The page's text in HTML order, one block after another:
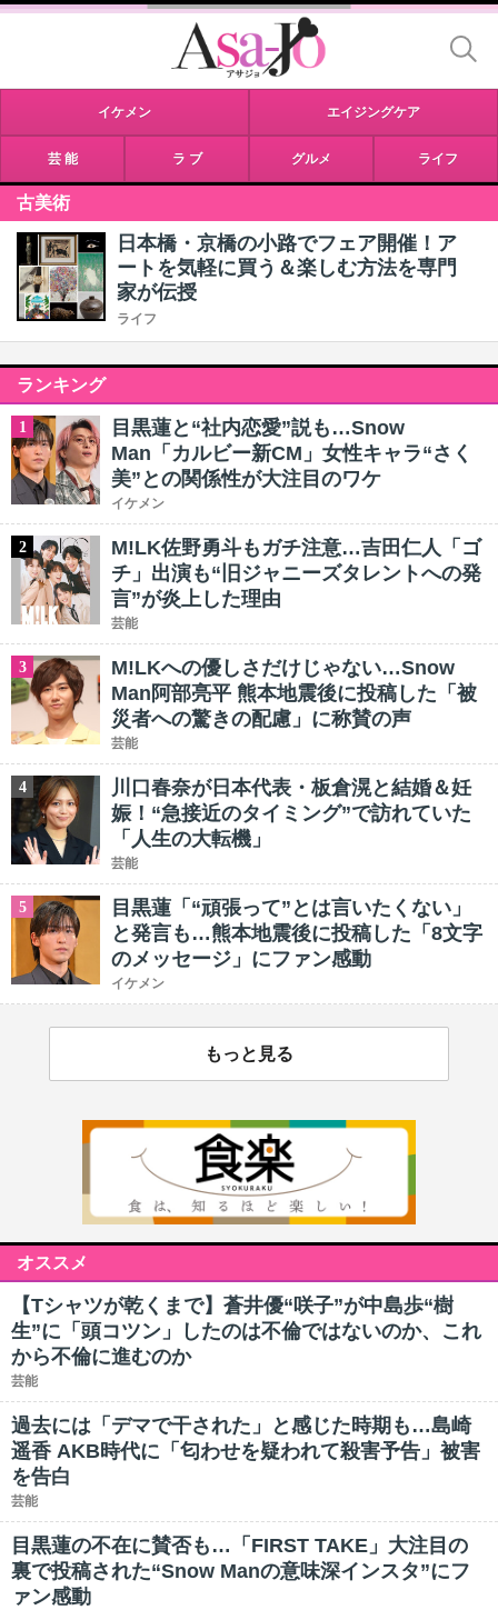
イケメン エイジングケア
芸 能 ラ ブ グルメ ライフ
古美術
日本橋・京橋の小路でフェア開催！ア
ートを気軽に買う＆楽しむ方法を専門
家が伝授
ライフ
ランキング
1
目黒蓮と“社内恋愛”説も…Snow
Man「カルビー新CM」女性キャラ“さく
美”との関係性が大注目のワケ
イケメン
2
M!LK佐野勇斗もガチ注意…吉田仁人「ゴ
チ」出演も“旧ジャニーズタレントへの発
言”が炎上した理由
芸能
3
M!LKへの優しさだけじゃない…Snow
Man阿部亮平 熊本地震後に投稿した「被
災者への驚きの配慮」に称賛の声
芸能
4
川口春奈が日本代表・板倉滉と結婚＆妊
娠！“急接近のタイミング”で訪れていた
「人生の大転機」
芸能
5
目黒蓮「“頑張って”とは言いたくない」
と発言も…熊本地震後に投稿した「8文字
のメッセージ」にファン感動
イケメン
もっと見る
オススメ
【Tシャツが乾くまで】蒼井優“咲子”が中島歩“樹
生”に「頭コツン」したのは不倫ではないのか、これ
から不倫に進むのか
芸能
過去には「デマで干された」と感じた時期も…島崎
遥香 AKB時代に「匂わせを疑われて殺害予告」被害
を告白
芸能
目黒蓮の不在に賛否も…「FIRST TAKE」大注目の
裏で投稿された“Snow Manの意味深インスタ”にフ
ァン感動